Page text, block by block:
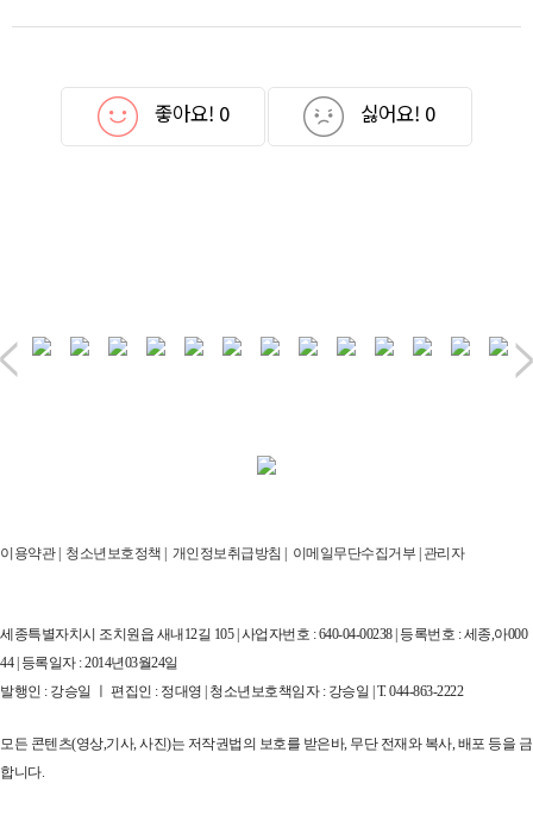
좋아요! 0 싫어요! 0
이용약관| 청소년보호정책 | 개인정보취급방침 | 이메일무단수집거부 | 관리자
세종특별자치시 조치원읍 새내12길 105 | 사업자번호 : 640-04-00238 | 등록번호 : 세종,아000
44 | 등록일자 : 2014년03월24일
발행인 : 강승일 ㅣ 편집인 : 정대영 | 청소년보호책임자 : 강승일 | T. 044-863-2222
모든 콘텐츠(영상,기사, 사진)는 저작권법의 보호를 받은바, 무단 전재와 복사, 배포 등을 금
합니다.